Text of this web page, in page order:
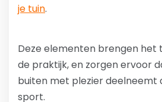
je tuin.
Deze elementen brengen het
de praktijk, en zorgen ervoor
buiten met plezier deelneemt
sport.